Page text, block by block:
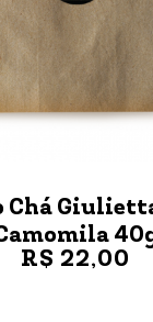
Chá
R$ 22,00